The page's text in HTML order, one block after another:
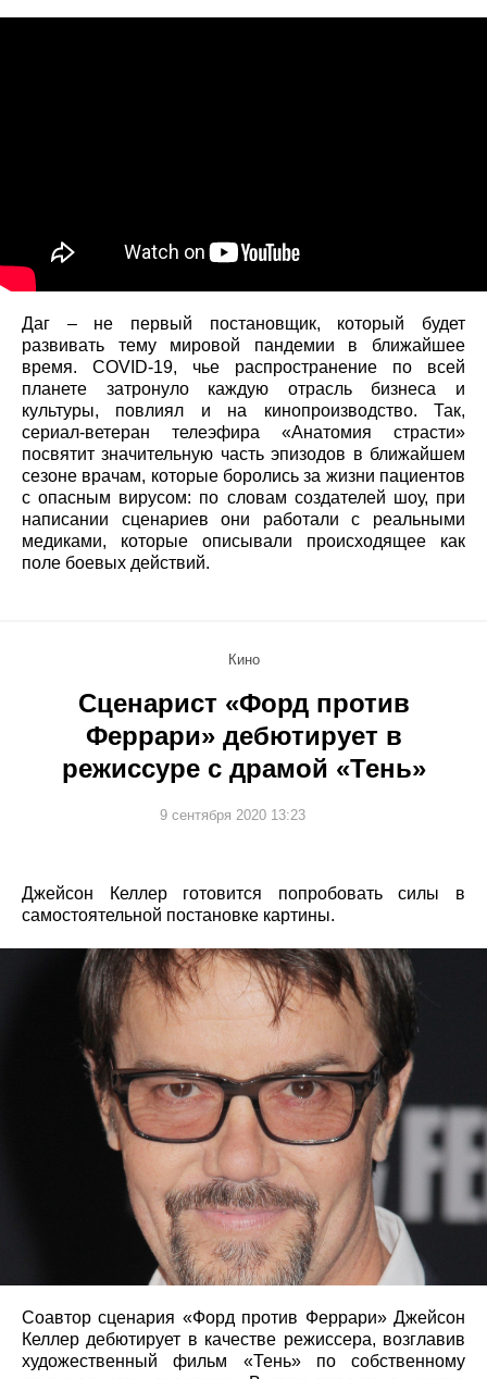
Даг – не первый постановщик, который будет
развивать тему мировой пандемии в ближайшее
время. COVID-19, чье распространение по всей
планете затронуло каждую отрасль бизнеса и
культуры, повлиял и на кинопроизводство. Так,
сериал-ветеран телеэфира «Анатомия страсти»
посвятит значительную часть эпизодов в ближайшем
сезоне врачам, которые боролись за жизни пациентов
с опасным вирусом: по словам создателей шоу, при
написании сценариев они работали с реальными
медиками, которые описывали происходящее как
поле боевых действий.
Кино
Сценарист «Форд против
Феррари» дебютирует в
режиссуре с драмой «Тень»
9 сентября 2020 13:23
Джейсон Келлер готовится попробовать силы в
самостоятельной постановке картины.
Соавтор сценария «Форд против Феррари» Джейсон
Келлер дебютирует в качестве режиссера, возглавив
художественный фильм «Тень» по собственному